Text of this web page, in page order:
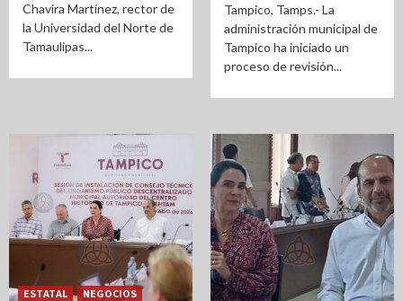
Chavira Martínez, rector de
la Universidad del Norte de
Tamaulipas...
Tampico, Tamps.- La
administración municipal de
Tampico ha iniciado un
proceso de revisión...
ESTATAL
NEGOCIOS